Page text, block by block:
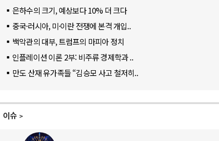
은하수의 크기, 예상보다 10% 더 크다
중국·러시아, 미·이란 전쟁에 본격 개입..
백악관의 대부, 트럼프의 마피아 정치
인플레이션 이론 2부: 비주류 경제학과 ..
만도 산재 유가족들 “김승모 사고 철저히..
이슈